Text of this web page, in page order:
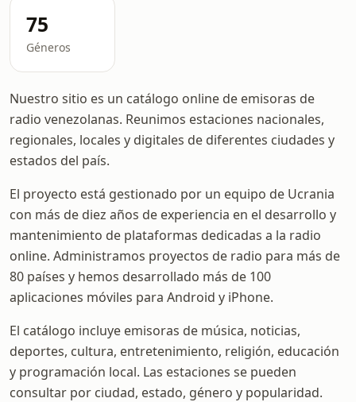
75
Géneros
Nuestro sitio es un catálogo online de emisoras de
radio venezolanas. Reunimos estaciones nacionales,
regionales, locales y digitales de diferentes ciudades y
estados del país.
El proyecto está gestionado por un equipo de Ucrania
con más de diez años de experiencia en el desarrollo y
mantenimiento de plataformas dedicadas a la radio
online. Administramos proyectos de radio para más de
80 países y hemos desarrollado más de 100
aplicaciones móviles para Android y iPhone.
El catálogo incluye emisoras de música, noticias,
deportes, cultura, entretenimiento, religión, educación
y programación local. Las estaciones se pueden
consultar por ciudad, estado, género y popularidad.